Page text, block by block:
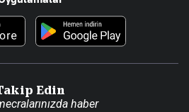
Edin
haber